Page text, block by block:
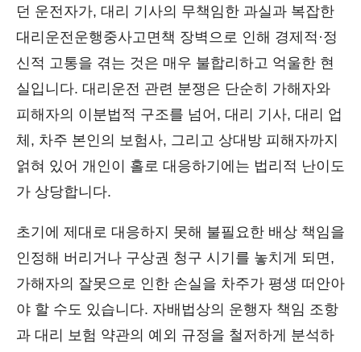
던 운전자가, 대리 기사의 무책임한 과실과 복잡한
대리운전운행중사고면책 장벽으로 인해 경제적·정
신적 고통을 겪는 것은 매우 불합리하고 억울한 현
실입니다. 대리운전 관련 분쟁은 단순히 가해자와
피해자의 이분법적 구조를 넘어, 대리 기사, 대리 업
체, 차주 본인의 보험사, 그리고 상대방 피해자까지
얽혀 있어 개인이 홀로 대응하기에는 법리적 난이도
가 상당합니다.
초기에 제대로 대응하지 못해 불필요한 배상 책임을
인정해 버리거나 구상권 청구 시기를 놓치게 되면,
가해자의 잘못으로 인한 손실을 차주가 평생 떠안아
야 할 수도 있습니다. 자배법상의 운행자 책임 조항
과 대리 보험 약관의 예외 규정을 철저하게 분석하